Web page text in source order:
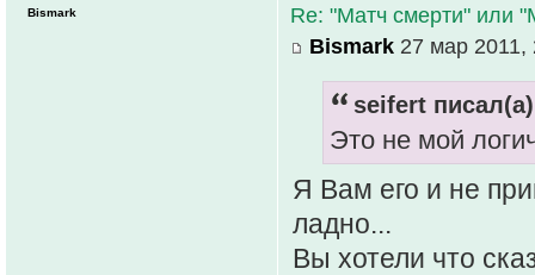
Re: "Матч смерти" или
Bismark 27 мар 2011,
seifert
Это не мой
Я Вам его и не
ладно...
Вы хотели что
Bismark